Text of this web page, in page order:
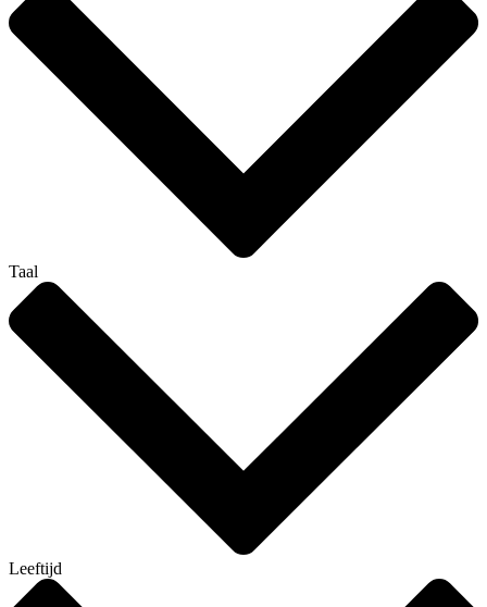
Taal
Leeftijd